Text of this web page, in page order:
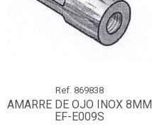
Ref. 869838
AMARRE DE OJO INOX 8MM
EF-E009S